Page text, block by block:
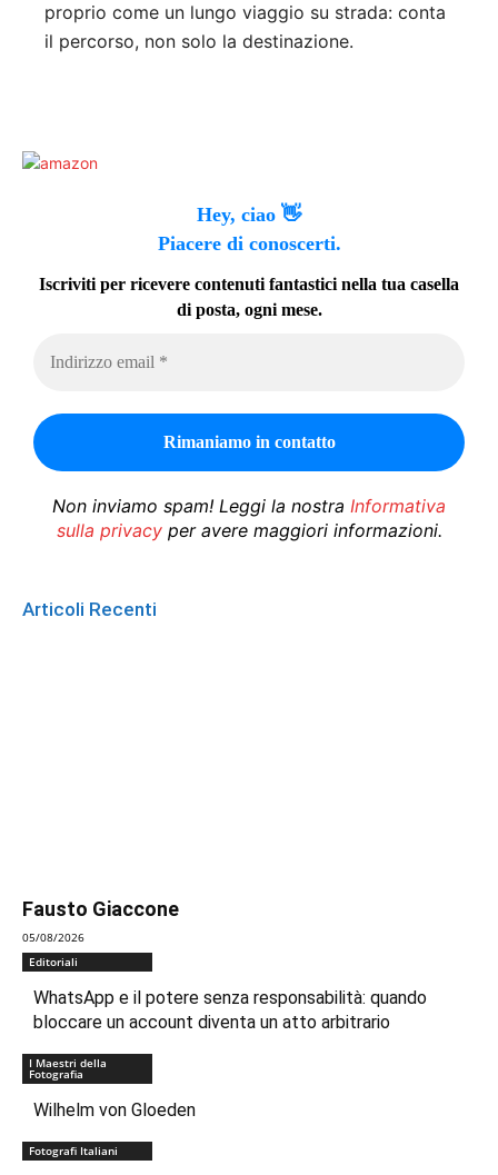
proprio come un lungo viaggio su strada: conta
il percorso, non solo la destinazione.
Hey, ciao 👋
Piacere di conoscerti.
Iscriviti per ricevere contenuti fantastici nella tua casella
di posta, ogni mese.
Non inviamo spam! Leggi la nostra Informativa
sulla privacyper avere maggiori informazioni.
Articoli Recenti
Fausto Giaccone
05/08/2026
Editoriali
WhatsApp e il potere senza responsabilità: quando
bloccare un account diventa un atto arbitrario
I Maestri della
Fotografia
Wilhelm von Gloeden
Fotografi Italiani